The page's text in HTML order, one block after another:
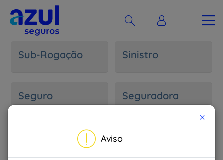
Sub-Rogação Sinistro
Seguro Seguradora
Salvados
Aviso
×